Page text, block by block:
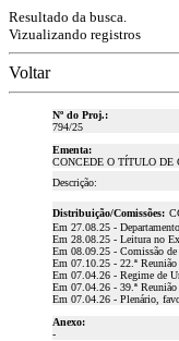
Resultado da busca.
Vizualizando registros
Voltar
Nº do Proj.:
794/25
Ementa:
CONCEDE O TÍTULO DE
Descrição:
Distribuição/Comissões:
Em 27.08.25 -
Em 28.08.25 - Leitura no
Em 08.09.25 - Comissão de
Em 07.10.25 - 22.ª
Em 07.04.26 - Regime de
Em 07.04.26 - 39.ª
Em 07.04.26 - Plenário,
Anexo:
-